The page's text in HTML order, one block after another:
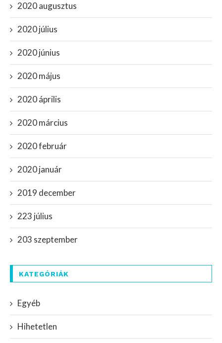
2020 augusztus
2020 július
2020 június
2020 május
2020 április
2020 március
2020 február
2020 január
2019 december
223 július
203 szeptember
KATEGÓRIÁK
Egyéb
Hihetetlen